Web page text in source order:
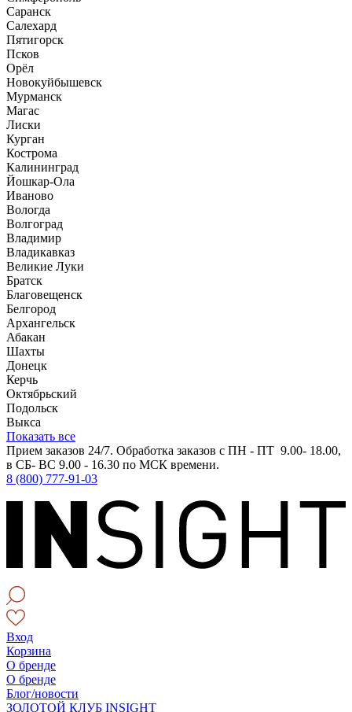
Саранск
Салехард
Пятигорск
Псков
Орёл
Новокуйбышевск
Мурманск
Магас
Лиски
Курган
Кострома
Калининград
Йошкар-Ола
Иваново
Вологда
Волгоград
Владимир
Владикавказ
Великие Луки
Братск
Благовещенск
Белгород
Архангельск
Абакан
Шахты
Донецк
Керчь
Октябрьский
Подольск
Выкса
Показать все
Прием заказов 24/7. Обработка заказов с ПН - ПТ 9.00- 18.00,
в СБ- ВС 9.00 - 16.30 по МСК времени.
8 (800) 777-91-03
Вход
Корзина
О бренде
О бренде
Блог/новости
ЗОЛОТОЙ КЛУБ INSIGHT